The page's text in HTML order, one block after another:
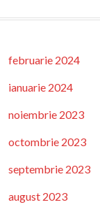
februarie 2024
ianuarie 2024
noiembrie 2023
octombrie 2023
septembrie 2023
august 2023